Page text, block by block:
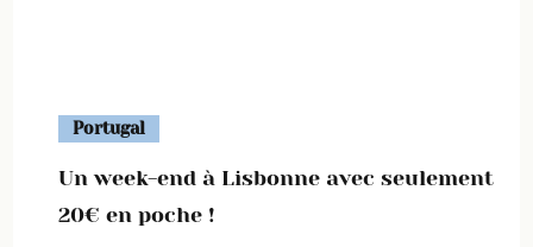
Portugal
Un week-end à Lisbonne avec seulement
20€ en poche !